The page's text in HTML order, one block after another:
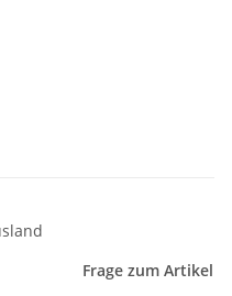
Frage zum Artikel